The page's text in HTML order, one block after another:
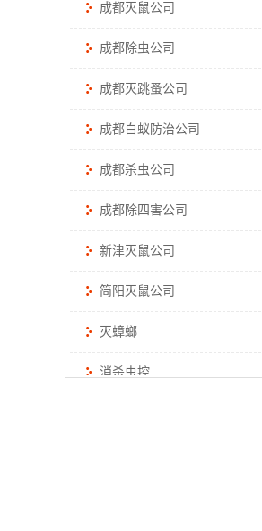
成都灭鼠公司
成都除虫公司
成都灭跳蚤公司
成都白蚁防治公司
成都杀虫公司
成都除四害公司
新津灭鼠公司
简阳灭鼠公司
灭蟑螂
消杀虫控